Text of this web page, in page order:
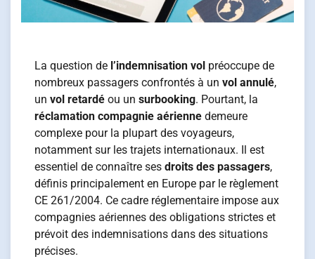
La question de l’indemnisation vol préoccupe de
nombreux passagers confrontés à unvol annulé,
unvol retardé ou unsurbooking. Pourtant, la
réclamation compagnie aérienne demeure
complexe pour la plupart des voyageurs,
notamment sur les trajets internationaux. Il est
essentiel de connaître sesdroits des passagers,
définis principalement en Europe par le règlement
CE 261/2004. Ce cadre réglementaire impose aux
compagnies aériennes des obligations strictes et
prévoit des indemnisations dans des situations
précises.